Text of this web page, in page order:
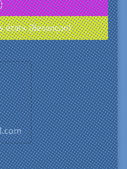
états (Besançon)